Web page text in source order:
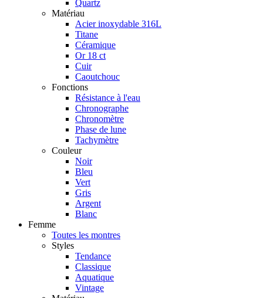
Quartz
Matériau
Acier inoxydable 316L
Titane
Céramique
Or 18 ct
Cuir
Caoutchouc
Fonctions
Résistance à l'eau
Chronographe
Chronomètre
Phase de lune
Tachymètre
Couleur
Noir
Bleu
Vert
Gris
Argent
Blanc
Femme
Toutes les montres
Styles
Tendance
Classique
Aquatique
Vintage